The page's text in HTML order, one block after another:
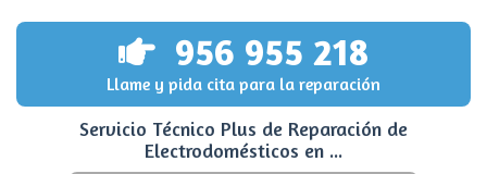
956 955 218
Llame y pida cita para la reparación
Servicio Técnico Plus de Reparación de
Electrodomésticos en ...